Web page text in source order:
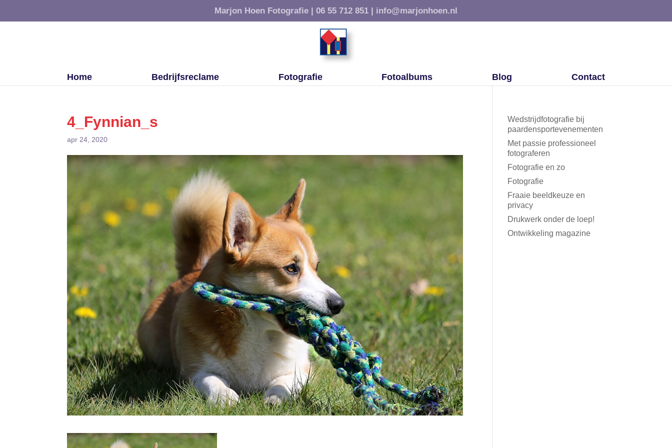
Marjon Hoen Fotografie | 06 55 712 851 | info@marjonhoen.nl
Home Bedrijfsreclame Fotografie Fotoalbums Blog Contact
4_Fynnian_s
apr 24, 2020
Wedstrijdfotografie bij
paardensportevenementen
Met passie professioneel
fotograferen
Fotografie en zo
Fotografie
Fraaie beeldkeuze en
privacy
Drukwerk onder de loep!
Ontwikkeling magazine